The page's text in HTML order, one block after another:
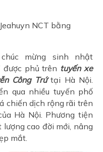
mừng sinh nhật
được phủ trên tuyến xe
Công Trứtại Hà Nội.
qua nhiều tuyến phố
chiến dịch rộng rãi trên
Hà Nội. Phương tiện
cao đời mới, nâng
mắt.